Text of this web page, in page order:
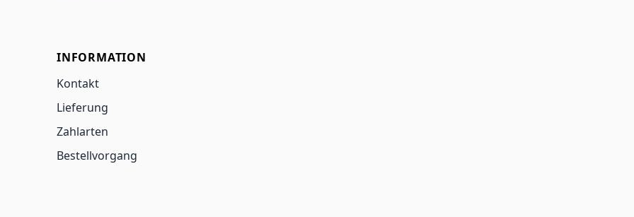
INFORMATION
Kontakt
Lieferung
Zahlarten
Bestellvorgang